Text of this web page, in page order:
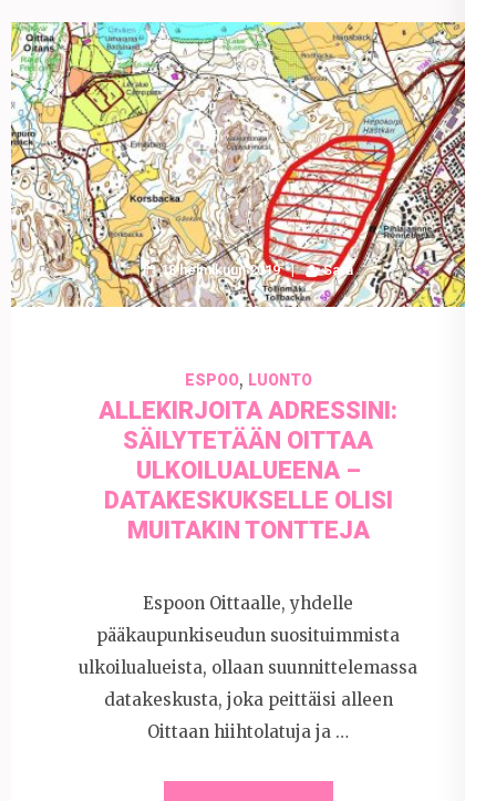
18 helmikuun 2019 Sara
ESPOO, LUONTO
ALLEKIRJOITA ADRESSINI:
SÄILYTETÄÄN OITTAA
ULKOILUALUEENA –
DATAKESKUKSELLE OLISI
MUITAKIN TONTTEJA
Espoon Oittaalle, yhdelle
pääkaupunkiseudun suosituimmista
ulkoilualueista, ollaan suunnittelemassa
datakeskusta, joka peittäisi alleen
Oittaan hiihtolatuja ja …